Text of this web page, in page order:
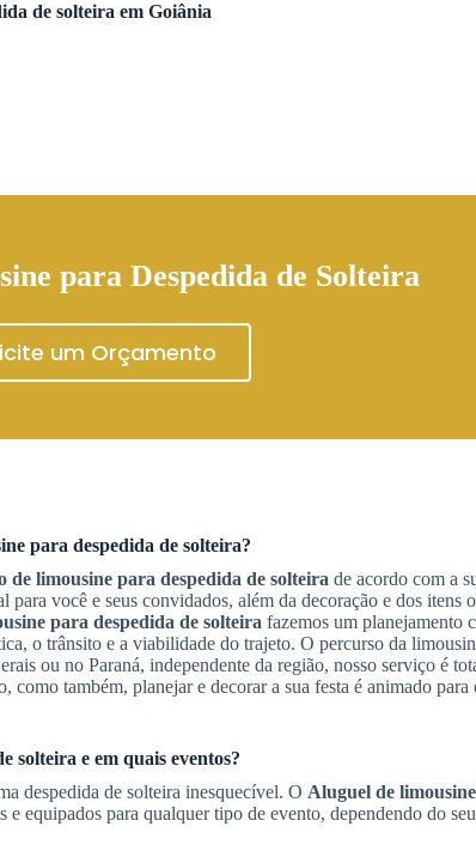
de solteira em Goiânia
para Despedida de Solteira
um Orçamento
para despedida de solteira?
de limousine para despedida de solteira de acordo com a
você e seus convidados, além da decoração e dos itens
para despedida de solteira fazemos um planejamento
o trânsito e a viabilidade do trajeto. O percurso da
ou no Paraná, independente da região, nosso serviço é
também, planejar e decorar a sua festa é animado para
solteira e em quais eventos?
despedida de solteira inesquecível. O Aluguel de
e equipados para qualquer tipo de evento, dependendo do